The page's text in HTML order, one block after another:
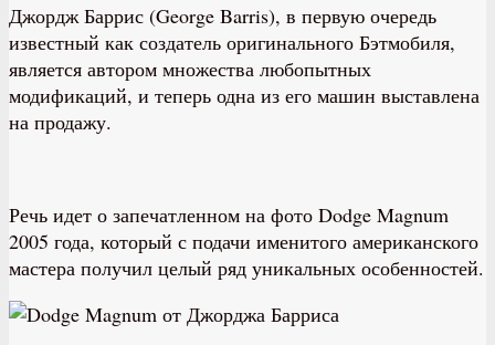
Джордж Баррис (George Barris), в первую очередь
известный как создатель оригинального Бэтмобиля,
является автором множества любопытных
модификаций, и теперь одна из его машин выставлена
на продажу.
Речь идет о запечатленном на фото Dodge Magnum
2005 года, который с подачи именитого американского
мастера получил целый ряд уникальных особенностей.